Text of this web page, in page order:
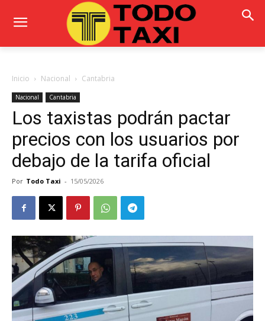
Inicio Nacional Cantabria
Nacional Cantabria
Los taxistas podrán pactar
precios con los usuarios por
debajo de la tarifa oficial
Por Todo Taxi - 15/05/2026